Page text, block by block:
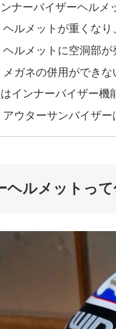
ナーバイザーヘルメ
ヘルメットが重くなり
ヘルメットに空洞部
メガネの併用ができな
インナーバイザー機
アウターサンバイザー
ヘルメットって